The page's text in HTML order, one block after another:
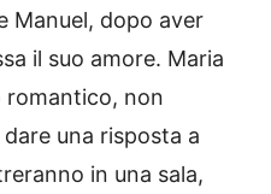
Manuel, dopo aver
il suo amore. Maria
romantico, non
una risposta a
in una sala,